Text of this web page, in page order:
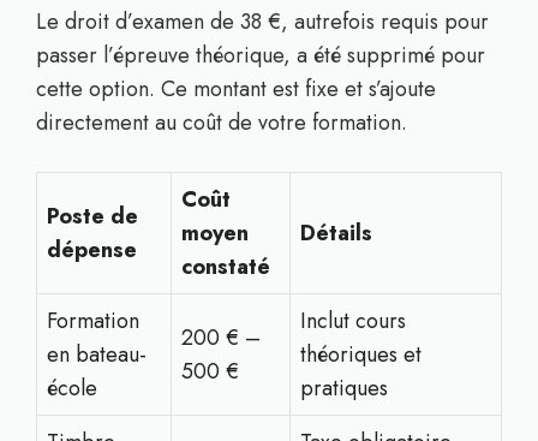
Le droit d’examen de 38 €, autrefois requis pour
passer l’épreuve théorique, a été supprimé pour
cette option. Ce montant est fixe et s’ajoute
directement au coût de votre formation.
Poste de
dépense
Coût
moyen
constaté
Détails
Formation
en bateau-
école
200 € –
500 €
Inclut cours
théoriques et
pratiques